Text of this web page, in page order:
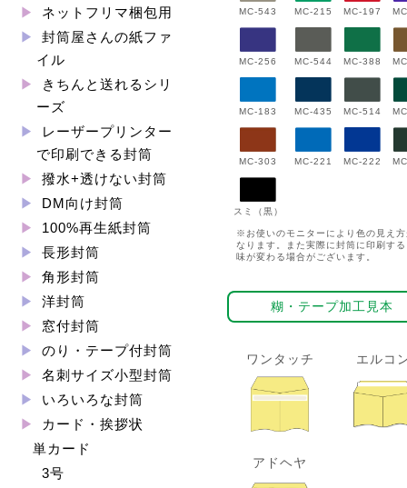
ネットフリマ梱包用
封筒屋さんの紙ファ
イル
きちんと送れるシリ
ーズ
レーザープリンター
で印刷できる封筒
撥水+透けない封筒
DM向け封筒
100%再生紙封筒
長形封筒
角形封筒
洋封筒
窓付封筒
のり・テープ付封筒
名刺サイズ小型封筒
いろいろな封筒
カード・挨拶状
単カード
3号
MC-543 MC-215 MC-197
MC-256 MC-544 MC-388
MC-183 MC-435 MC-514
MC-303 MC-221 MC-222
スミ（黒）
※お使いのモニターにより色の見え
なります。また実際に封筒に印刷す
味が変わる場合がございます。
糊・テープ加工見本
ワンタッチ エルコ
アドヘヤ